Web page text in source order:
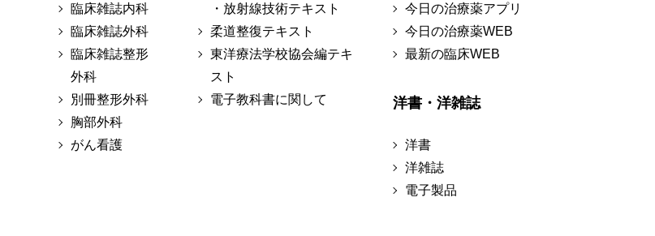
臨床雑誌内科
臨床雑誌外科
臨床雑誌整形
外科
別冊整形外科
胸部外科
がん看護
・放射線技術テキスト
柔道整復テキスト
東洋療法学校協会編テキ
スト
電子教科書に関して
今日の治療薬アプリ
今日の治療薬WEB
最新の臨床WEB
洋書・洋雑誌
洋書
洋雑誌
電子製品